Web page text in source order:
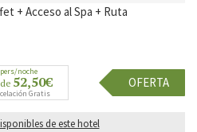
+ Acceso al Spa + Ruta
pers/noche
52,50€
Gratis
OFERTA
de este hotel